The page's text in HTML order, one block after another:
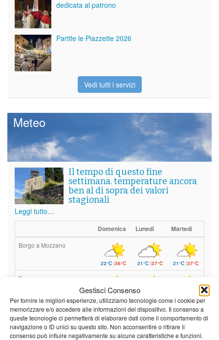
Gestisci Consenso
Per fornire le migliori esperienze, utilizziamo tecnologie come i cookie per
memorizzare e/o accedere alle informazioni del dispositivo. Il consenso a
queste tecnologie ci permetterà di elaborare dati come il comportamento di
navigazione o ID unici su questo sito. Non acconsentire o ritirare il
consenso può influire negativamente su alcune caratteristiche e funzioni.
dedicata al patrono
Partite le Piazzette 2026
Vedi tutti i servizi
Meteo
Il tempo di questo fine
settimana. temperature ancora
ben al di sopra dei valori
stagionali
Leggi tutto…
Domenica Lunedì Martedì
Borgo a Mozzano
22°C|36°C 21°C|37°C 21°C |37°C
Barga
Castelnuovo Garfagnana
22°C|33°C 21°C|34°C 21°C